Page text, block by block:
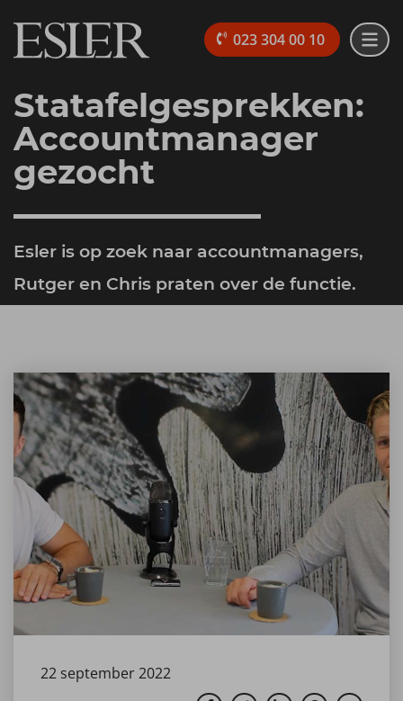
023 304 00 10
Statafelgesprekken:
Accountmanager
gezocht
Esler is op zoek naar accountmanagers,
Rutger en Chris praten over de functie.
22 september 2022